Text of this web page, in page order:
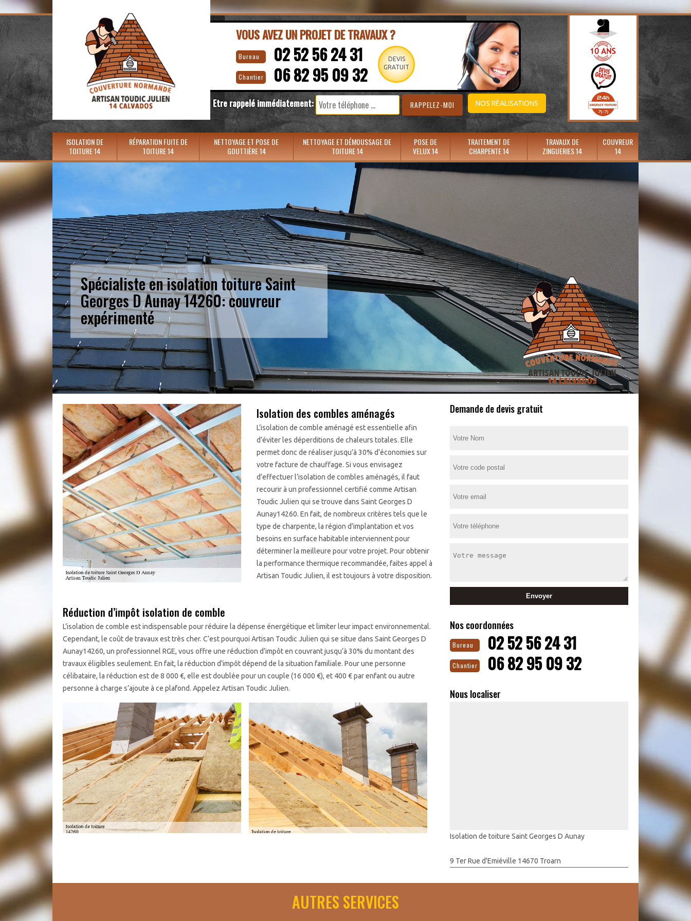
VOUS AVEZ UN PROJET DE TRAVAUX ?
Bureau 02 52 56 24 31
Chantier 06 82 95 09 32
DEVIS
GRATUIT
Etre rappelé immédiatement: NOS RÉALISATIONS
ISOLATION DE
TOITURE 14
RÉPARATION FUITE DE
TOITURE 14
NETTOYAGE ET POSE DE
GOUTTIÈRE 14
NETTOYAGE ET DÉMOUSSAGE DE
TOITURE 14
POSE DE
VELUX 14
TRAITEMENT DE
CHARPENTE 14
TRAVAUX DE
ZINGUERIES 14
COUVREUR
14
Spécialiste en isolation toiture Saint
Georges D Aunay 14260: couvreur
expérimenté
Isolation des combles aménagés
L’isolation de comble aménagé est essentielle afin
d’éviter les déperditions de chaleurs totales. Elle
permet donc de réaliser jusqu’à 30% d’économies sur
votre facture de chauffage. Si vous envisagez
d’effectuer l’isolation de combles aménagés, il faut
recourir à un professionnel certifié comme Artisan
Toudic Julien qui se trouve dans Saint Georges D
Aunay14260. En fait, de nombreux critères tels que le
type de charpente, la région d’implantation et vos
besoins en surface habitable interviennent pour
déterminer la meilleure pour votre projet. Pour obtenir
la performance thermique recommandée, faites appel à
Artisan Toudic Julien, il est toujours à votre disposition.
Réduction d’impôt isolation de comble
L’isolation de comble est indispensable pour réduire la dépense énergétique et limiter leur impact environnemental.
Cependant, le coût de travaux est très cher. C’est pourquoi Artisan Toudic Julien qui se situe dans Saint Georges D
Aunay14260, un professionnel RGE, vous offre une réduction d’impôt en couvrant jusqu’à 30% du montant des
travaux éligibles seulement. En fait, la réduction d’impôt dépend de la situation familiale. Pour une personne
célibataire, la réduction est de 8 000 €, elle est doublée pour un couple (16 000 €), et 400 € par enfant ou autre
personne à charge s’ajoute à ce plafond. Appelez Artisan Toudic Julien.
pour isoler votre espace sous les toits dépendra en grande partie de votre budget. Il est important de noter que
l'isolation de comble peut être réalisée de différentes manières, que ce soit par l'intérieur ou par l'extérieur. Dans le
cas des combles perdus, vous avez une variété d'options à votre disposition, notamment la ouate de cellulose, la
Demande de devis gratuit
Nos coordonnées
Bureau 02 52 56 24 31
Chantier 06 82 95 09 32
Nous localiser
Isolation de toiture Saint Georges D Aunay
9 Ter Rue d'Emiéville 14670 Troarn
AUTRES SERVICES